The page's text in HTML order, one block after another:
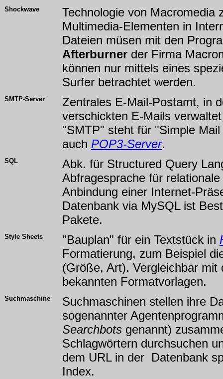
Shockwave
Technologie von Macromedia
Multimedia-Elementen in
Dateien müsen mit den
Afterburner der Firma
können nur mittels eines
Surfer betrachtet werden.
SMTP-Server
Zentrales E-Mail-Postamt, in
verschickten E-Mails
"SMTP" steht für "Simple
auch POP3-Server.
SQL
Abk. für Structured Query
Abfragesprache für
Anbindung einer Internet-
Datenbank via MySQL ist
Pakete.
Style Sheets "Bauplan" für ein Textstück in
Formatierung, zum Beispiel
(Größe, Art). Vergleichbar
bekannten Formatvorlagen.
Suchmaschine
Suchmaschinen stellen ihre
sogenannter
Searchbots genannt)
Schlagwörtern durchsuchen
dem URL in der Datenbank
Index.